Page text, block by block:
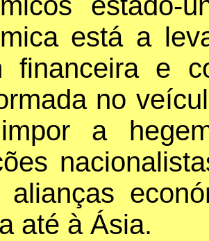
está a
financeira e
no
a
alianças
até à Ásia.